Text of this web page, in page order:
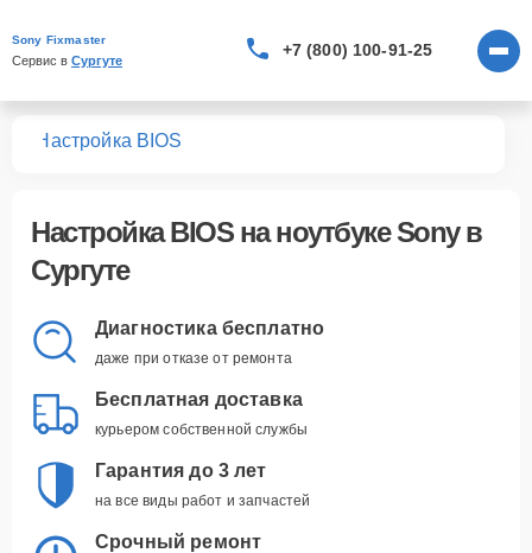
Sony Fixmaster
Сервис в Сургуте
+7 (800) 100-91-25
Настройка BIOS
Настройка BIOSна ноутбуке Sony в
Сургуте
Диагностика бесплатно
даже при отказе от ремонта
Бесплатная доставка
курьером собственной службы
Гарантия до 3 лет
на все виды работ и запчастей
Срочный ремонт